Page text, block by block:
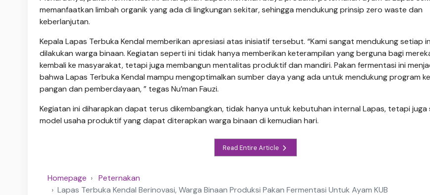
memanfaatkan limbah organik yang ada di lingkungan sekitar, sehingga mendukung prinsip zero waste dan
keberlanjutan.
Kepala Lapas Terbuka Kendal memberikan apresiasi atas inisiatif tersebut. “Kami sangat mendukung setiap
dilakukan warga binaan. Kegiatan seperti ini tidak hanya memberikan keterampilan yang berguna bagi
kembali ke masyarakat, tetapi juga membangun mentalitas produktif dan mandiri. Pakan fermentasi ini
bahwa Lapas Terbuka Kendal mampu mengoptimalkan sumber daya yang ada untuk mendukung program
pangan dan pemberdayaan, ” tegas Nu’man Fauzi.
Kegiatan ini diharapkan dapat terus dikembangkan, tidak hanya untuk kebutuhan internal Lapas, tetapi juga
model usaha produktif yang dapat diterapkan warga binaan di kemudian hari.
Read Entire Article
Homepage
Peternakan
Lapas Terbuka Kendal Berinovasi, Warga Binaan Produksi Pakan Fermentasi Untuk Ayam KUB